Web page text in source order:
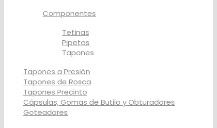
Componentes
Tetinas
Pipetas
Tapones
Tapones a Presión
Tapones de Rosca
Tapones Precinto
Cápsulas, Gomas de Butilo y Obturadores
Goteadores